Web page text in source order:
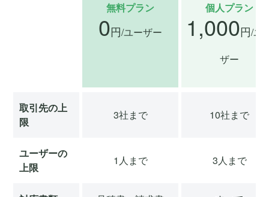
無料プラン
0円/ユーザー
個人プラン
1,000円/ユ
ザー
取引先の上
限
3社まで 10社まで
ユーザーの
上限
1人まで 3人まで